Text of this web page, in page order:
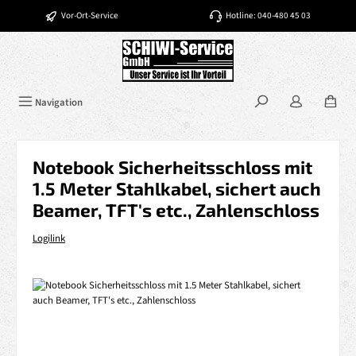
Zum Hauptinhalt springen
Vor-Ort-Service Hotline: 040-480 45 03
Navigation
Notebook Sicherheitsschloss mit
1.5 Meter Stahlkabel, sichert auch
Beamer, TFT's etc., Zahlenschloss
Logilink
Bildergalerie überspringen